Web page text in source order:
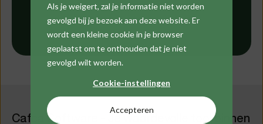
Als je weigert, zal je informatie niet worden
gevolgd bij je bezoek aan deze website. Er
wordt een kleine cookie in je browser
geplaatst om te onthouden dat je niet
gevolgd wilt worden.
Cookie-instellingen
Accepteren
Cafca Software - Je waardevolle tool binnen